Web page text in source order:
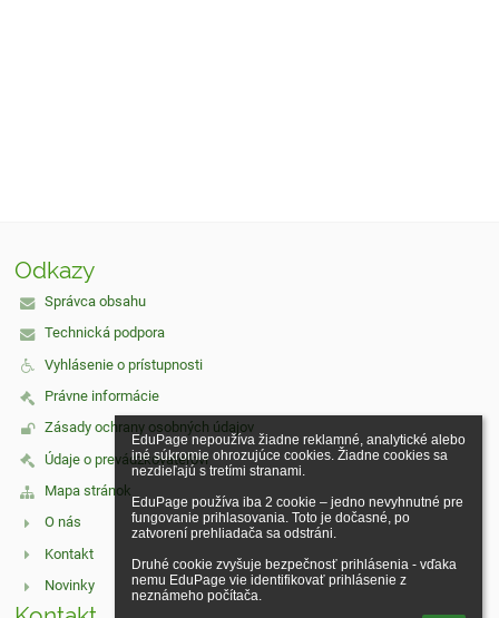
EduPage nepoužíva žiadne reklamné, analytické alebo
iné súkromie ohrozujúce cookies. Žiadne cookies sa
nezdieľajú s tretími stranami.
EduPage používa iba 2 cookie – jedno nevyhnutné pre
fungovanie prihlasovania. Toto je dočasné, po
zatvorení prehliadača sa odstráni.
Druhé cookie zvyšuje bezpečnosť prihlásenia - vďaka
nemu EduPage vie identifikovať prihlásenie z
neznámeho počítača.
Odkazy
Správca obsahu
Technická podpora
Vyhlásenie o prístupnosti
Právne informácie
Zásady ochrany osobných údajov
Údaje o prevádzkovateľovi
Mapa stránok
O nás
Kontakt
Novinky